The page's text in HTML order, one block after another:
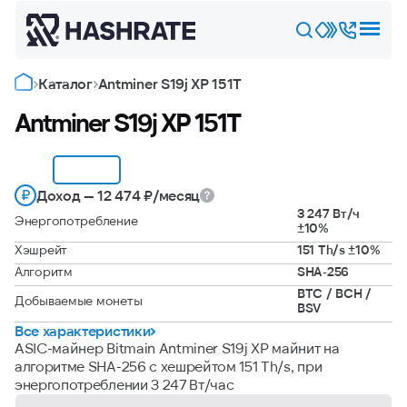
Каталог Antminer S19j XP 151T
Antminer S19j XP 151T
Доход — 12 474 ₽/месяц
Энергопотребление
3 247 Вт/ч
±10%
Хэшрейт
151 Th/s ±10%
Алгоритм
SHA-256
Добываемые монеты
BTC / BCH /
BSV
Все характеристики
ASIC-майнер Bitmain Antminer S19j XP майнит на
алгоритме SHA-256 с хешрейтом 151 Th/s, при
энергопотреблении 3 247 Вт/час